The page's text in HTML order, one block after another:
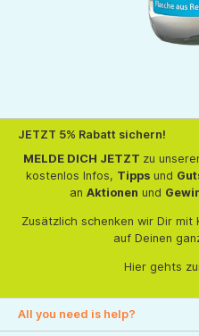
JETZT 5% Rabatt sichern!
MELDE DICH JETZT zu
kostenlos Infos, Tippsund
an Aktionen und
Zusätzlich schenken wir Dir mit
auf Deinen
Hier gehts
All you need is help?